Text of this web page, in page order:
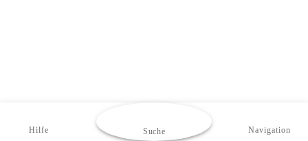
Hilfe Suche Navigation